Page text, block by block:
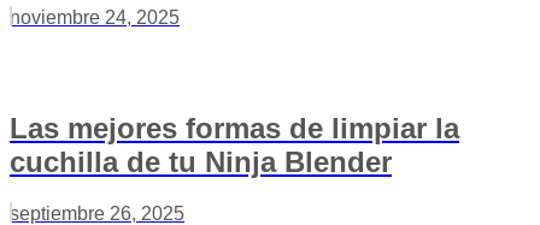
noviembre 24, 2025
Las mejores formas de limpiar la
cuchilla de tu Ninja Blender
septiembre 26, 2025